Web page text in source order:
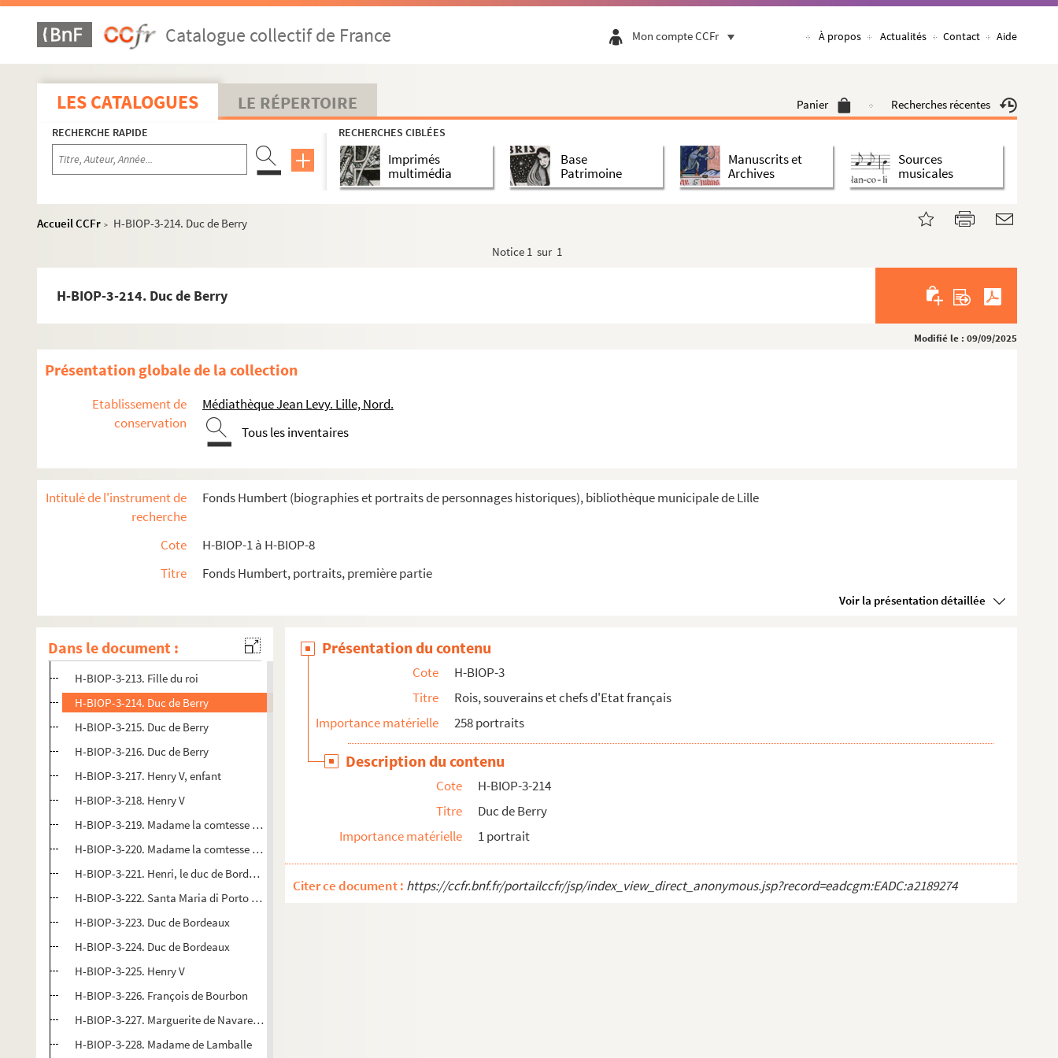
Catalogue collectif de France Mon compte CCFr À propos Actualités Contact Aide
LES CATALOGUES LE RÉPERTOIRE Panier Recherches récentes
RECHERCHE RAPIDE RECHERCHES CIBLÉES
Imprimés
multimédia
Base
Patrimoine
Manuscrits et
Archives
Sources
musicales
Accueil CCFr >
H-BIOP-3-214. Duc de Berry
Notice 1 sur 1
H-BIOP-3-214. Duc de Berry
Modifié le : 09/09/2025
Présentation globale de la collection
Etablissement de
conservation
Médiathèque Jean Levy. Lille, Nord.
Tous les inventaires
Intitulé de l'instrument de
recherche
Fonds Humbert (biographies et portraits de personnages historiques), bibliothèque municipale de Lille
Cote
H-BIOP-1 à H-BIOP-8
Titre
Fonds Humbert, portraits, première partie
Voir la présentation détaillée
Dans le document :
H-BIOP-3-186. Marie Antoinette
H-BIOP-3-187. Marie Antoinette, exécution
H-BIOP-3-188. Marie Antoinette
H-BIOP-3-189. Marie Antoinette
H-BIOP-3-190. Marie Antoinette
H-BIOP-3-191. Louis XVII
H-BIOP-3-192. Louis XVII
H-BIOP-3-197. Louis XVIII
H-BIOP-3-200. Louis XVIII
H-BIOP-3-202. Louis XVIII
H-BIOP-3-205. Charles X
H-BIOP-3-206. Monseigneur le duc d'Angoulême
H-BIOP-3-209. Le prince et la princesse Massimo
H-BIOP-3-211. Le prince et la princesse Massimo
H-BIOP-3-212. Le prince et la princesse Massimo
H-BIOP-3-213. Fille du roi
H-BIOP-3-214. Duc de Berry
H-BIOP-3-215. Duc de Berry
H-BIOP-3-216. Duc de Berry
H-BIOP-3-217. Henry V, enfant
H-BIOP-3-218. Henry V
H-BIOP-3-219. Madame la comtesse de Chambord
H-BIOP-3-220. Madame la comtesse de Chambord
H-BIOP-3-221. Henri, le duc de Bordeaux
H-BIOP-3-222. Santa Maria di Porto Salvo
H-BIOP-3-223. Duc de Bordeaux
H-BIOP-3-224. Duc de Bordeaux
H-BIOP-3-225. Henry V
H-BIOP-3-226. François de Bourbon
H-BIOP-3-227. Marguerite de Navare (1492-1549)
H-BIOP-3-228. Madame de Lamballe
Présentation du contenu
Cote
H-BIOP-3
Titre
Rois, souverains et chefs d'Etat français
Importance matérielle
258 portraits
Description du contenu
Cote
H-BIOP-3-214
Titre
Duc de Berry
Importance matérielle
1 portrait
Citer ce document : https://ccfr.bnf.fr/portailccfr/jsp/index_view_direct_anonymous.jsp?record=eadcgm:EADC:a2189274